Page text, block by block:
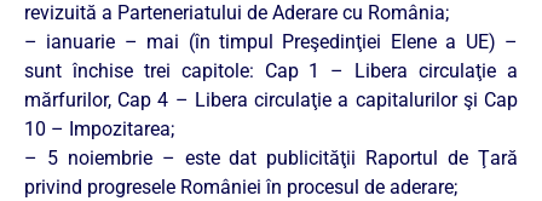
revizuită a Parteneriatului de Aderare cu România;
– ianuarie – mai (în timpul Preşedinţiei Elene a UE) –
sunt închise trei capitole: Cap 1 – Libera circulaţie a
mărfurilor, Cap 4 – Libera circulaţie a capitalurilor şi Cap
10 – Impozitarea;
– 5 noiembrie – este dat publicităţii Raportul de Ţară
privind progresele României în procesul de aderare;